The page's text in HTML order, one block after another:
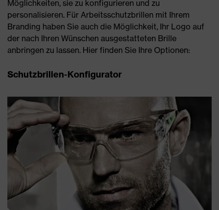
Möglichkeiten, sie zu konfigurieren und zu
personalisieren. Für Arbeitsschutzbrillen mit Ihrem
Branding haben Sie auch die Möglichkeit, Ihr Logo auf
der nach Ihren Wünschen ausgestatteten Brille
anbringen zu lassen. Hier finden Sie Ihre Optionen:
Schutzbrillen-Konfigurator